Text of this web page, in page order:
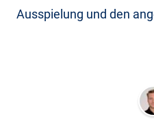
Ausspielung und den